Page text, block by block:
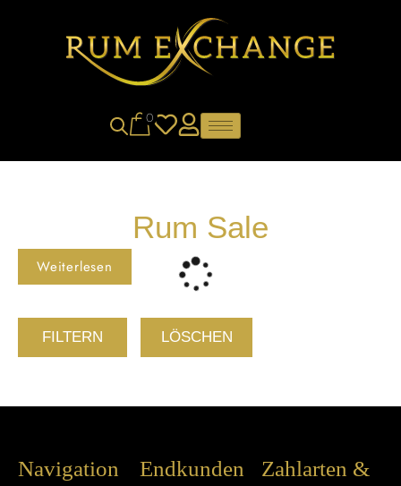
0
Rum Sale
Weiterlesen
FILTERN LÖSCHEN
Navigation Endkunden
Zahlarten &